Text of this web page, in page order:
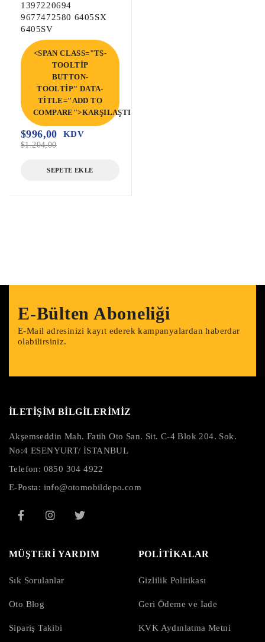
1397220694
9677472580 6405SX
6405SV
<SPAN CLASS="TS-
TOOLTIP
BUTTON-
TOOLTIP" DATA-
TITLE="ADD TO
COMPARE">KARŞILAŞTIR</SPAN>
$1.204,00
$996,00 KDV
SEPETE EKLE
E-Bülten Aboneliği
E-Mail adresinizi kayıt ederek kampanyalardan haberdar
olabilirsiniz.
İLETİŞİM BİLGİLERİMİZ
Akşemseddin Mah. Fatih Oto San. Sit. C-4 Blok 204. Sok.
No:4 ESENYURT/ İSTANBUL
Telefon: 0850 304 4922
E-Posta: info@otomobildepo.com
MÜŞTERİ YARDIM
Sık Sorulanlar
Oto Blog
Sipariş Takibi
POLİTİKALAR
Gizlilik Politikası
Geri Ödeme ve İade
KVK Aydınlatma Metni